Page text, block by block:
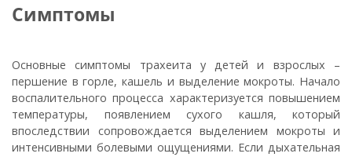
Симптомы
Основные симптомы трахеита у детей и взрослых –
першение в горле, кашель и выделение мокроты. Начало
воспалительного процесса характеризуется повышением
температуры, появлением сухого кашля, который
впоследствии сопровождается выделением мокроты и
интенсивными болевыми ощущениями. Если дыхательная